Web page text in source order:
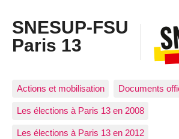
SNESUP-FSU
Paris 13
Actions et mobilisation Documents
Les élections à Paris 13 en 2008
Les élections à Paris 13 en 2012